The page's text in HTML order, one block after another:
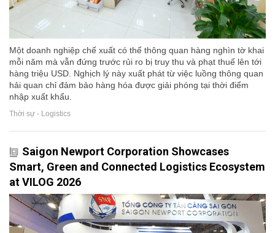
Một doanh nghiệp chế xuất có thể thông quan hàng nghìn tờ khai
mỗi năm mà vẫn đứng trước rủi ro bị truy thu và phạt thuế lên tới
hàng triệu USD. Nghịch lý này xuất phát từ việc luồng thông quan
hải quan chỉ đảm bảo hàng hóa được giải phóng tại thời điểm
nhập xuất khẩu.
Thời sự - Logistics
Saigon Newport Corporation Showcases
Smart, Green and Connected Logistics Ecosystem
at VILOG 2026